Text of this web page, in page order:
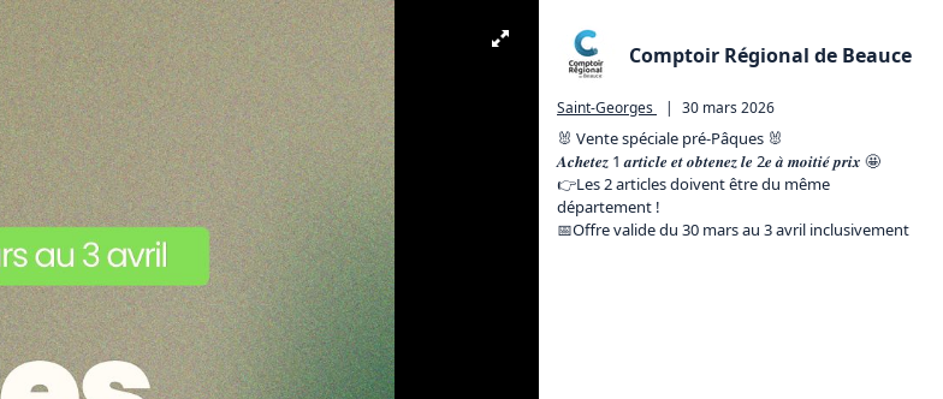
Comptoir Régional de Beauce
Saint-Georges | 30 mars 2026
🐰 Vente spéciale pré-Pâques 🐰
𝑨𝒄𝒉𝒆𝒕𝒆𝒛 1 𝒂𝒓𝒕𝒊𝒄𝒍𝒆 𝒆𝒕 𝒐𝒃𝒕𝒆𝒏𝒆𝒛 𝒍𝒆 2𝒆 𝒂̀ 𝒎𝒐𝒊𝒕𝒊𝒆́ 𝒑𝒓𝒊𝒙 🤩
👉Les 2 articles doivent être du même
département !
📅Offre valide du 30 mars au 3 avril inclusivement